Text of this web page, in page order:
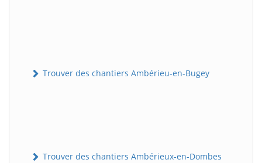
Trouver des chantiers Ambérieu-en-Bugey
Trouver des chantiers Ambérieux-en-Dombes